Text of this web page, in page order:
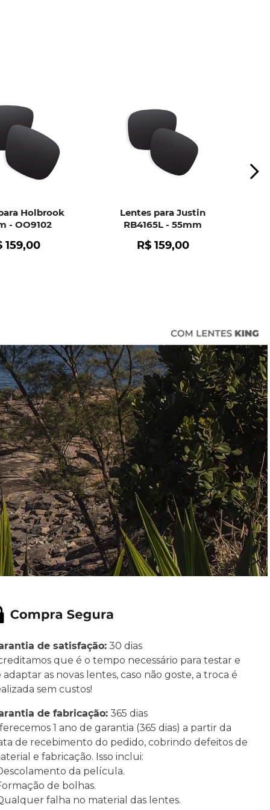
Holbrook
- OO9102
159,00
Lentes para Justin
RB4165L - 55mm
R$ 159,00
de satisfação:30 dias
que é o tempo necessário para testar e
adaptar as novas lentes, caso não goste, a troca é
sem custos!
de fabricação:365 dias
1 ano de garantia (365 dias) a partir da
de recebimento do pedido, cobrindo defeitos de
e fabricação. Isso inclui:
da película.
de bolhas.
falha no material das lentes.